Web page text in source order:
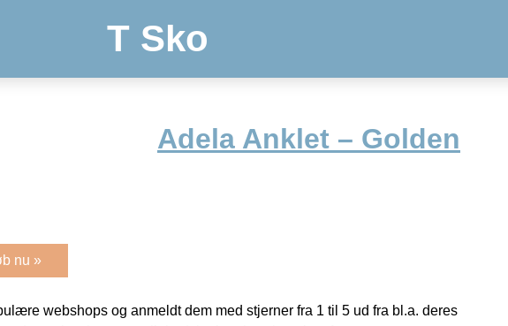
T Sko
Adela Anklet – Golden
nu »
webshops og anmeldt dem med stjerner fra 1 til 5 ud fra bl.a. deres